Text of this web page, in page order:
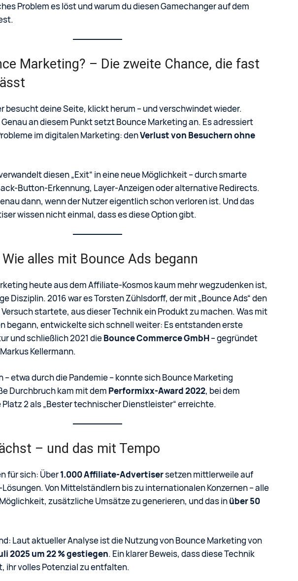
Problem es löst und warum du diesen Gamechanger auf dem
Marketing? – Die zweite Chance, die fast
besucht deine Seite, klickt herum – und verschwindet wieder.
an diesem Punkt setzt Bounce Marketing an. Es adressiert
im digitalen Marketing: denVerlust von Besuchern ohne
diesen „Exit“ in eine neue Möglichkeit – durch smarte
Button-Erkennung, Layer-Anzeigen oder alternative Redirects.
dann, wenn der Nutzer eigentlich schon verloren ist. Und das
wissen nicht einmal, dass es diese Option gibt.
alles mit Bounce Ads begann
heute aus dem Affiliate-Kosmos kaum mehr wegzudenken ist,
Disziplin. 2016 war es Torsten Zühlsdorff, der mit „Bounce Ads“ den
startete, aus dieser Technik ein Produkt zu machen. Was mit
begann, entwickelte sich schnell weiter: Es entstanden erste
und schließlich 2021 dieBounce Commerce GmbH– gegründet
Kellermann.
– etwa durch die Pandemie – konnte sich Bounce Marketing
Durchbruch kam mit dem Performixx-Award 2022, bei dem
2 als „Bester technischer Dienstleister“ erreichte.
– und das mit Tempo
für sich: Über1.000 Affiliate-Advertisersetzen mittlerweile auf
Von Mittelständlern bis zu internationalen Konzernen – alle
zusätzliche Umsätze zu generieren, und das inüber 50
Laut aktueller Analyse ist die Nutzung von Bounce Marketing von
2025 um 22 % gestiegen. Ein klarer Beweis, dass diese Technik
ihr volles Potenzial zu entfalten.